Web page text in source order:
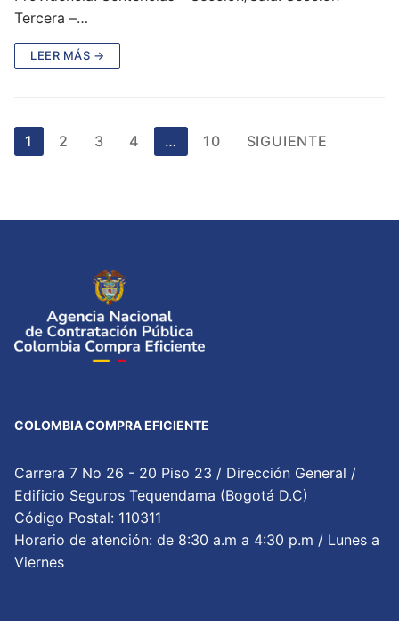
Tercera –…
LEER MÁS →
Paginación
de
1 2 3 4 … 10 SIGUIENTE
COLOMBIA COMPRA EFICIENTE
Carrera 7 No 26 - 20 Piso 23 / Dirección General /
Edificio Seguros Tequendama (Bogotá D.C)
Código Postal: 110311
Horario de atención: de 8:30 a.m a 4:30 p.m / Lunes a
Viernes